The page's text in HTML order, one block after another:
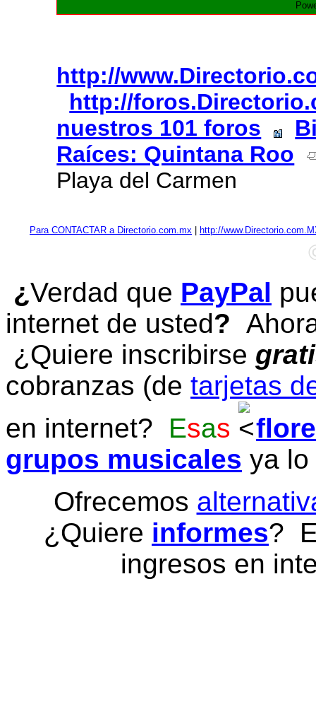
http://
http://
nuestros 101 foros
Raíces: Quintana Roo
Playa del Carmen
Para CONTACTAR a Directorio.com.mx http://
¿Verdad que PayPal
internet de usted?
¿Quiere inscribirse
cobranzas (de tarjetas
en internet? Esas
grupos musicales ya
Ofrecemos
¿Quiere informes?
ingresos en